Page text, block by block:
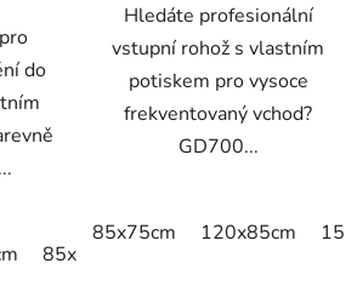
do
85x75cm
Hledáte profesionální
vstupní rohož s vlastním
potiskem pro vysoce
frekventovaný vchod?
GD700...
85x75cm 120x85cm